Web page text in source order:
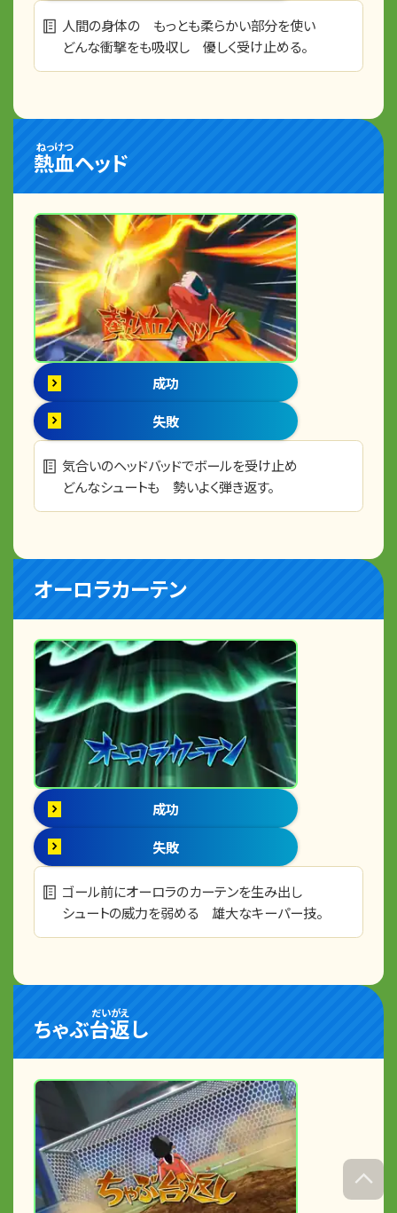
人間の身体の もっとも柔らかい部分を使い
どんな衝撃をも吸収し 優しく受け止める。
熱血
ねっけつ
ヘッド
成功
失敗
気合いのヘッドバッドでボールを受け止め
どんなシュートも 勢いよく弾き返す。
オーロラカーテン
成功
失敗
ゴール前にオーロラのカーテンを生み出し
シュートの威力を弱める 雄大なキーパー技。
ちゃぶ台返
だいがえ
し